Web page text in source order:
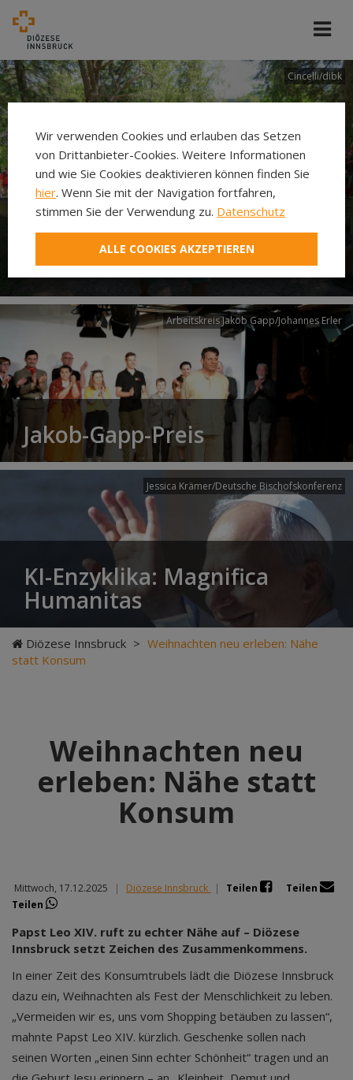
Cincelli/dibk
Neuer Pilgerweg Via
Laudato si’
Arbeitskreis Jakob Gapp/Johannes Erler
Jakob-Gapp-Preis
Jessica Krämer/Deutsche Bischofskonferenz
KI-Enzyklika: Magnifica
Humanitas
Diözese Innsbruck > Weihnachten neu erleben: Nähe
statt Konsum
Weihnachten neu
erleben: Nähe statt
Konsum
Mittwoch, 17.12.2025 | Diözese Innsbruck | Teilen
Teilen
Teilen
Papst Leo XIV. ruft zu echter Nähe auf – Diözese
Innsbruck setzt Zeichen des Zusammenkommens.
In einer Zeit des Konsumtrubels lädt die Diözese Innsbruck
dazu ein, Weihnachten als Fest der Menschlichkeit zu leben.
„Vermeiden wir es, uns vom Shopping betäuben zu lassen“,
mahnte Papst Leo XIV. kürzlich. Geschenke sollen nach
seinen Worten „einen Sinn echter Schönheit“ tragen und an
Wir verwenden Cookies und erlauben das Setzen
von Drittanbieter-Cookies. Weitere Informationen
und wie Sie Cookies deaktivieren können finden Sie
hier. Wenn Sie mit der Navigation fortfahren,
stimmen Sie der Verwendung zu. Datenschutz
ALLE COOKIES AKZEPTIEREN